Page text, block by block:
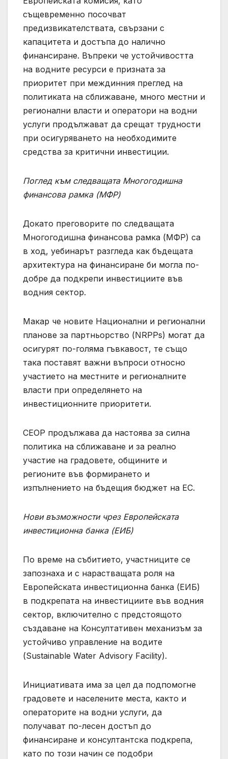
същевременно посочват
предизвикателствата, свързани с
капацитета и достъпа до налично
финансиране. Въпреки че устойчивостта
на водните ресурси е призната за
приоритет при междинния преглед на
политиката на сближаване, много местни и
регионални власти и оператори на водни
услуги продължават да срещат трудности
при осигуряването на необходимите
средства за критични инвестиции.
Поглед към следващата Многогодишна
финансова рамка (МФР)
Докато преговорите по следващата
Многогодишна финансова рамка (МФР) са
в ход, уебинарът разгледа как бъдещата
архитектура на финансиране би могла по-
добре да подкрепи инвестициите във
водния сектор.
Макар че новите Национални и регионални
планове за партньорство (NRPPs) могат да
осигурят по-голяма гъвкавост, те също
така поставят важни въпроси относно
участието на местните и регионалните
власти при определянето на
инвестиционните приоритети.
CЕОР продължава да настоява за силна
политика на сближаване и за реално
участие на градовете, общините и
регионите във формирането и
изпълнението на бъдещия бюджет на ЕС.
Нови възможности чрез Европейската
инвестиционна банка (ЕИБ)
По време на събитието, участниците се
запознаха и с нарастващата роля на
Европейската инвестиционна банка (ЕИБ)
в подкрепата на инвестициите във водния
сектор, включително с предстоящото
създаване на Консултативен механизъм за
устойчиво управление на водите
(Sustainable Water Advisory Facility).
Инициативата има за цел да подпомогне
градовете и населените места, както и
операторите на водни услуги, да
получават по-лесен достъп до
финансиране и консултантска подкрепа,
като по този начин се подобри